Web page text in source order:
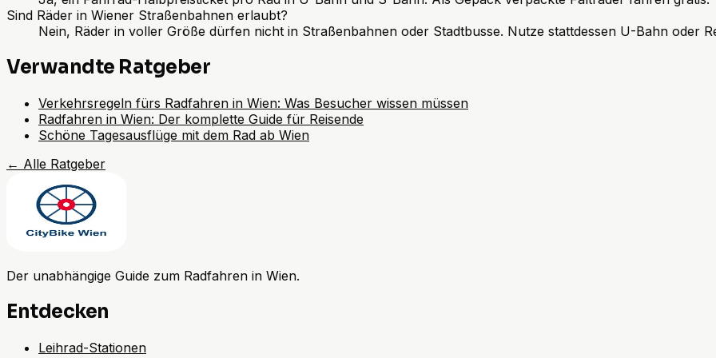
Sind Räder in Wiener Straßenbahnen erlaubt?
Nein, Räder in voller Größe dürfen nicht in Straßenbahnen oder Stadtbusse. Nutze stattdessen U-Bahn oder
Verwandte Ratgeber
Verkehrsregeln fürs Radfahren in Wien: Was Besucher wissen müssen
Radfahren in Wien: Der komplette Guide für Reisende
Schöne Tagesausflüge mit dem Rad ab Wien
← Alle Ratgeber
Der unabhängige Guide zum Radfahren in Wien.
Entdecken
Leihrad-Stationen